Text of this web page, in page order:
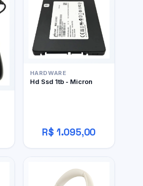
HARDWARE
Hd Ssd 1tb - Micron
R$ 1.095,00